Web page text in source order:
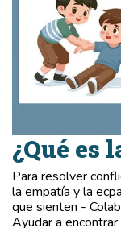
¿Qué es
Para resolver
la empatía y la
que sienten -
Ayudar a